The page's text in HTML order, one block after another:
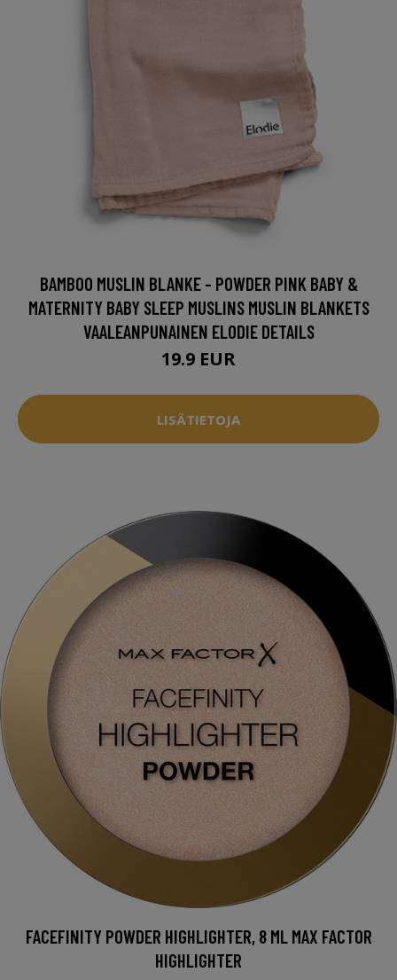
BAMBOO MUSLIN BLANKE - POWDER PINK BABY &
MATERNITY BABY SLEEP MUSLINS MUSLIN BLANKETS
VAALEANPUNAINEN ELODIE DETAILS
19.9 EUR
LISÄTIETOJA
FACEFINITY POWDER HIGHLIGHTER, 8 ML MAX FACTOR
HIGHLIGHTER